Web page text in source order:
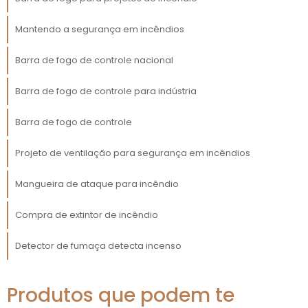
mercado.
BENEFÍCIOS DIRETOS DE
INCORPORAR PRODUTOS
INOVADORES
incorporarprodutos inovadores
Enquanto muitas empresas lutam com
saturadas no mercado, a introdução de
novos produtos pode atrair a atenção e
apenas melhora as vendas, mas também
Mantendo a segurança em incêndios
Barra de fogo de controle nacional
Barra de fogo de controle para indústria
Barra de fogo de controle
Projeto de ventilação para segurança em incêndios
Mangueira de ataque para incêndio
Compra de extintor de incêndio
Detector de fumaça detecta incenso
Produtos que podem te